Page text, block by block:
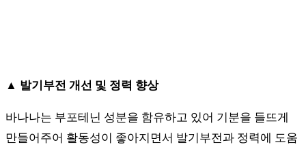
▲ 발기부전 개선 및 정력 향상
바나나는 부포테닌 성분을 함유하고 있어 기분을 들뜨게
만들어주어 활동성이 좋아지면서 발기부전과 정력에 도움